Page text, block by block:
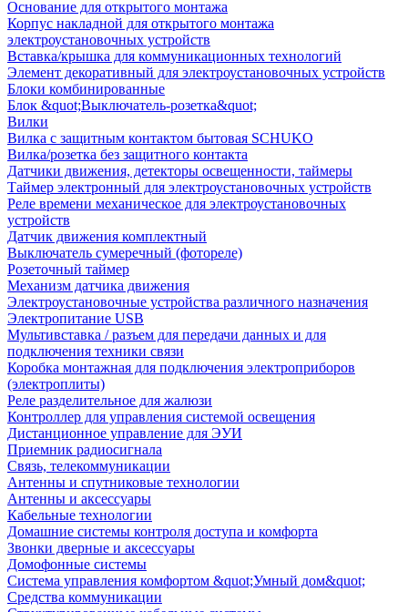
Основание для открытого монтажа
Корпус накладной для открытого монтажа
электроустановочных устройств
Вставка/крышка для коммуникационных технологий
Элемент декоративный для электроустановочных устройств
Блоки комбинированные
Блок &quot;Выключатель-розетка&quot;
Вилки
Вилка с защитным контактом бытовая SCHUKO
Вилка/розетка без защитного контакта
Датчики движения, детекторы освещенности, таймеры
Таймер электронный для электроустановочных устройств
Реле времени механическое для электроустановочных
устройств
Датчик движения комплектный
Выключатель сумеречный (фотореле)
Розеточный таймер
Механизм датчика движения
Электроустановочные устройства различного назначения
Электропитание USB
Мультивставка / разъем для передачи данных и для
подключения техники связи
Коробка монтажная для подключения электроприборов
(электроплиты)
Реле разделительное для жалюзи
Контроллер для управления системой освещения
Дистанционное управление для ЭУИ
Приемник радиосигнала
Связь, телекоммуникации
Антенны и спутниковые технологии
Антенны и аксессуары
Кабельные технологии
Домашние системы контроля доступа и комфорта
Звонки дверные и аксессуары
Домофонные системы
Система управления комфортом &quot;Умный дом&quot;
Средства коммуникации